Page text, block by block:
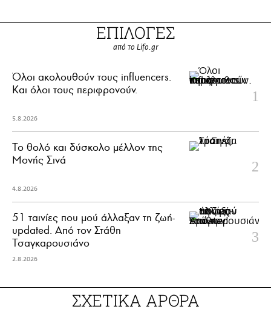
ΕΠΙΛΟΓΕΣ
από το Lifo.gr
Όλοι ακολουθούν τους influencers.
Και όλοι τους περιφρονούν.
5.8.2026
Το θολό και δύσκολο μέλλον της
Μονής Σινά
4.8.2026
51 ταινίες που μού άλλαξαν τη ζωή-
updated. Aπό τον Στάθη
Τσαγκαρουσιάνο
2.8.2026
ΣΧΕΤΙΚΑ ΑΡΘΡΑ